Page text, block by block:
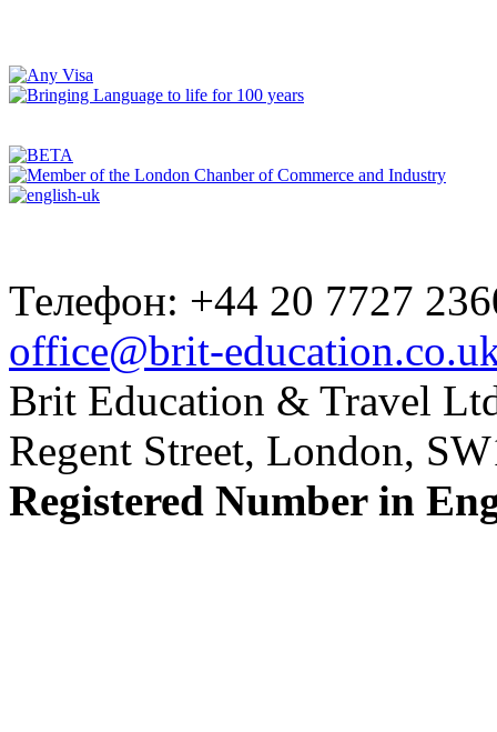
Телефон: +44 20 7727
office@brit-
Brit Education & Travel
Regent Street, London,
Registered Number in